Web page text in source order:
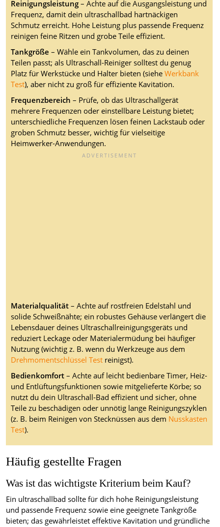
Reinigungsleistung– Achte auf die Ausgangsleistung und
Frequenz, damit dein ultraschallbad hartnäckigen
Schmutz erreicht. Hohe Leistung plus passende Frequenz
reinigen feine Ritzen und grobe Teile effizient.
Tankgröße – Wähle ein Tankvolumen, das zu deinen
Teilen passt; als Ultraschall-Reiniger solltest du genug
Platz für Werkstücke und Halter bieten (sieheWerkbank
Test), aber nicht zu groß für effiziente Kavitation.
Frequenzbereich – Prüfe, ob das Ultraschallgerät
mehrere Frequenzen oder einstellbare Leistung bietet;
unterschiedliche Frequenzen lösen feinen Lackstaub oder
groben Schmutz besser, wichtig für vielseitige
Heimwerker-Anwendungen.
Materialqualität– Achte auf rostfreien Edelstahl und
solide Schweißnähte; ein robustes Gehäuse verlängert die
Lebensdauer deines Ultraschallreinigungsgeräts und
reduziert Leckage oder Materialermüdung bei häufiger
Nutzung (wichtig z. B. wenn du Werkzeuge aus dem
Drehmomentschlüssel Test reinigst).
Bedienkomfort– Achte auf leicht bedienbare Timer, Heiz-
und Entlüftungsfunktionen sowie mitgelieferte Körbe; so
nutzt du dein Ultraschall-Bad effizient und sicher, ohne
Teile zu beschädigen oder unnötig lange Reinigungszyklen
(z. B. beim Reinigen von Stecknüssen aus dem Nusskasten
Test).
Häufig gestellte Fragen
Was ist das wichtigste Kriterium beim Kauf?
Ein ultraschallbad sollte für dich hohe Reinigungsleistung
und passende Frequenz sowie eine geeignete Tankgröße
bieten; das gewährleistet effektive Kavitation und gründliche